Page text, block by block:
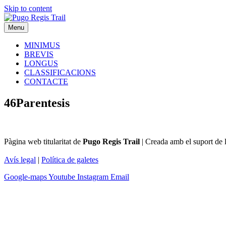
Skip to content
Menu
MINIMUS
BREVIS
LONGUS
CLASSIFICACIONS
CONTACTE
46Parentesis
Pàgina web titularitat de Pugo Regis Trail | Creada amb el suport de
Avís legal | Política de galetes
Google-mapsYoutube Instagram Email